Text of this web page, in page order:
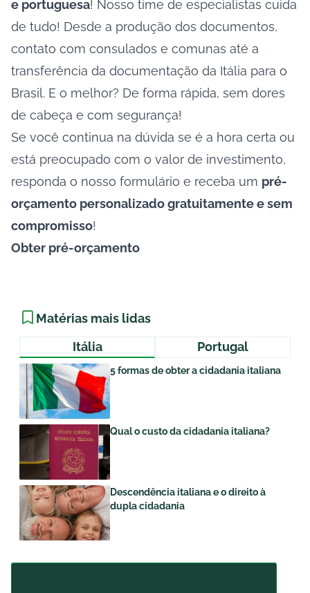
e portuguesa! Nosso time de especialistas cuida
de tudo! Desde a produção dos documentos,
contato com consulados e comunas até a
transferência da documentação da Itália para o
Brasil. E o melhor? De forma rápida, sem dores
de cabeça e com segurança!
Se você continua na dúvida se é a hora certa ou
está preocupado com o valor de investimento,
responda o nosso formulário e receba um pré-
orçamento personalizado gratuitamente e sem
compromisso!
Obter pré-orçamento
Matérias mais lidas
Itália
Portugal
5 formas de obter a cidadania italiana
Qual o custo da cidadania italiana?
Descendência italiana e o direito à
dupla cidadania